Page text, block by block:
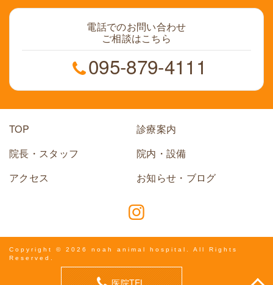
医院TEL
電話でのお問い合わせ
ご相談はこちら
095-879-4111
TOP
診療案内
院長・スタッフ
院内・設備
アクセス
お知らせ・ブログ
Copyright © 2026 noah animal hospital. All Rights
Reserved.